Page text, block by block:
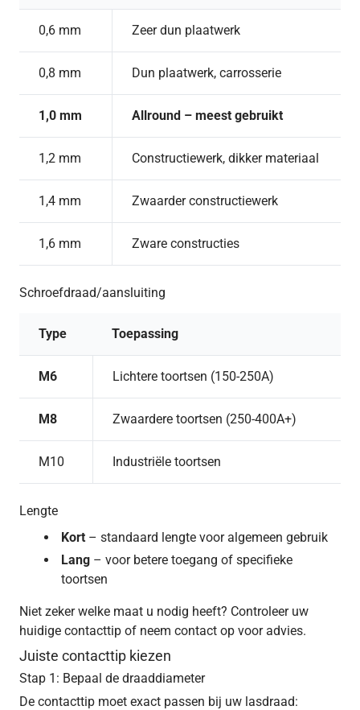
0,6 mm Zeer dun plaatwerk
0,8 mm Dun plaatwerk, carrosserie
1,0 mm Allround – meest gebruikt
1,2 mm Constructiewerk, dikker materiaal
1,4 mm Zwaarder constructiewerk
1,6 mm Zware constructies
Schroefdraad/aansluiting
Type Toepassing
M6 Lichtere toortsen (150-250A)
M8 Zwaardere toortsen (250-400A+)
M10 Industriële toortsen
Lengte
Kort – standaard lengte voor algemeen gebruik
Lang – voor betere toegang of specifieke
toortsen
Niet zeker welke maat u nodig heeft? Controleer uw
huidige contacttip of neem contact op voor advies.
Juiste contacttip kiezen
Stap 1: Bepaal de draaddiameter
De contacttip moet exact passen bij uw lasdraad: